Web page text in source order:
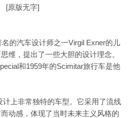
[原版无字]
的汽车设计师之一Virgil Exner的儿
维，提出了一些大胆的设计理念。
和1959年的Scimitar旅行车是他
计上非常独特的车型。它采用了流线
动感，体现了当时未来主义风格的